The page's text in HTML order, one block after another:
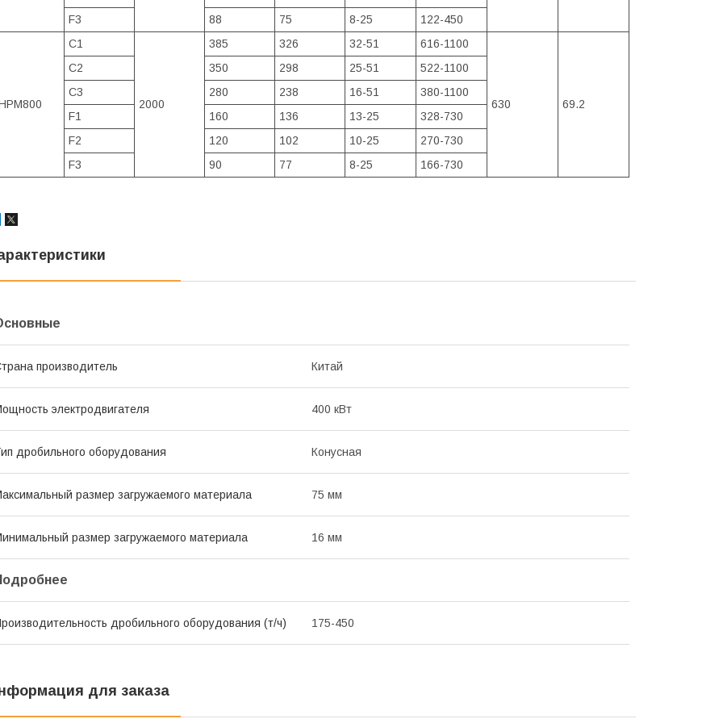
F3
88 75 8-25 122-450
C1
2000
385 326 32-51 616-1100
630 69.2
C2 350 298 25-51
522-1100
C3
280 238 16-51
380-1100
F1
160 136 13-25
328-730
F2
120 102 10-25
270-730
F3
90 77 8-25 166-730
производитель Китай
электродвигателя 400 кВт
дробильного оборудования Конусная
размер загружаемого материала 75 мм
размер загружаемого материала 16 мм
дробильного оборудования (т/ч) 175-450
для заказа